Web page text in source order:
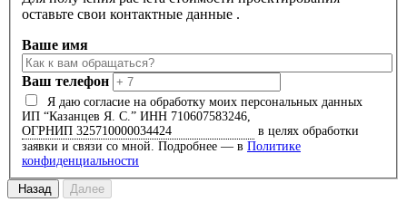
оставьте свои контактные данные .
Ваше имя
Ваш телефон
Я даю согласие на обработку моих персональных данных
ИП “Казанцев Я. С.” ИНН 710607583246,
ОГРНИП 325710000034424
заявки и связи со мной. Подробнее — в Политике
конфиденциальности
Назад Далее